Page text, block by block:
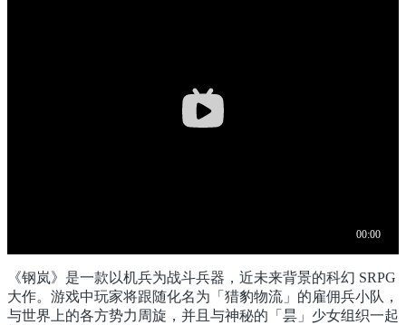
《钢岚》是一款以机兵为战斗兵器，近未来背景的科幻 SRPG
大作。游戏中玩家将跟随化名为「猎豹物流」的雇佣兵小队，
与世界上的各方势力周旋，并且与神秘的「昙」少女组织一起